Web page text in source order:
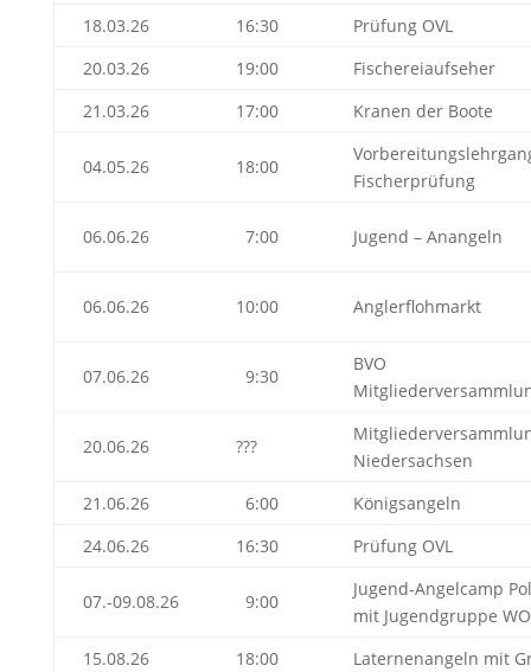
18.03.26
16:30
Prüfung OVL
20.03.26
19:00
Fischereiaufseher
21.03.26
17:00 Kranen der Boote
04.05.26 18:00
Fischerprüfung
06.06.26 7:00 Jugend – Anangeln
06.06.26 10:00 Anglerflohmarkt
07.06.26 9:30
BVO
20.06.26 ???
Niedersachsen
21.06.26
6:00
Königsangeln
24.06.26
16:30 Prüfung OVL
07.-09.08.26 9:00
Jugend-Angelcamp
mit Jugendgruppe
15.08.26
18:00 Laternenangeln mit